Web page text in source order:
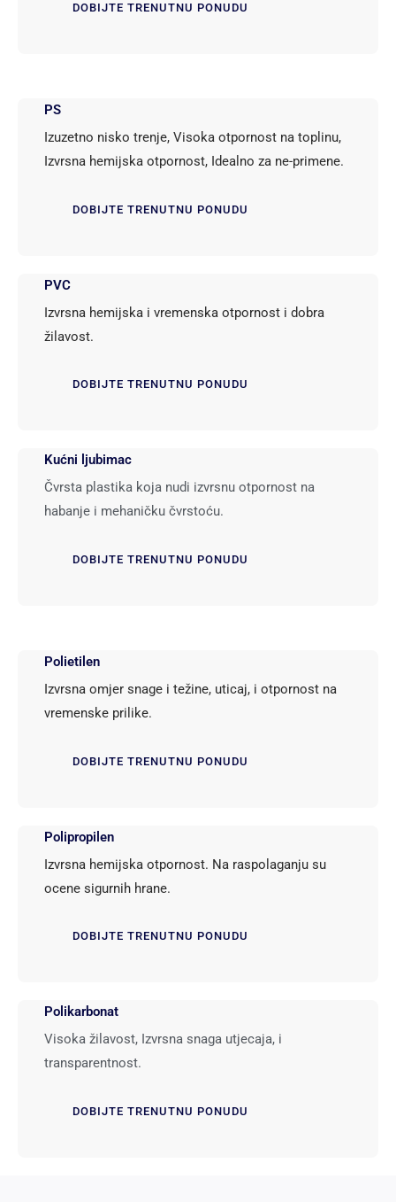
DOBIJTE TRENUTNU PONUDU
PS
Izuzetno nisko trenje, Visoka otpornost na toplinu,
Izvrsna hemijska otpornost, Idealno za ne-primene.
DOBIJTE TRENUTNU PONUDU
PVC
Izvrsna hemijska i vremenska otpornost i dobra
žilavost.
DOBIJTE TRENUTNU PONUDU
Kućni ljubimac
Čvrsta plastika koja nudi izvrsnu otpornost na
habanje i mehaničku čvrstoću.
DOBIJTE TRENUTNU PONUDU
Polietilen
Izvrsna omjer snage i težine, uticaj, i otpornost na
vremenske prilike.
DOBIJTE TRENUTNU PONUDU
Polipropilen
Izvrsna hemijska otpornost. Na raspolaganju su
ocene sigurnih hrane.
DOBIJTE TRENUTNU PONUDU
Polikarbonat
Visoka žilavost, Izvrsna snaga utjecaja, i
transparentnost.
DOBIJTE TRENUTNU PONUDU